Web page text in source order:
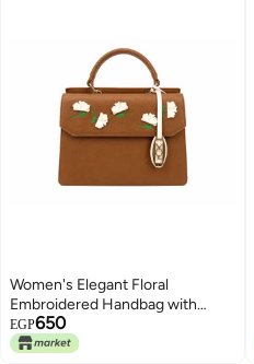
5
Women's Elegant Floral
Embroidered Handbag with
Adjustable Shoulder Strap
EGP650